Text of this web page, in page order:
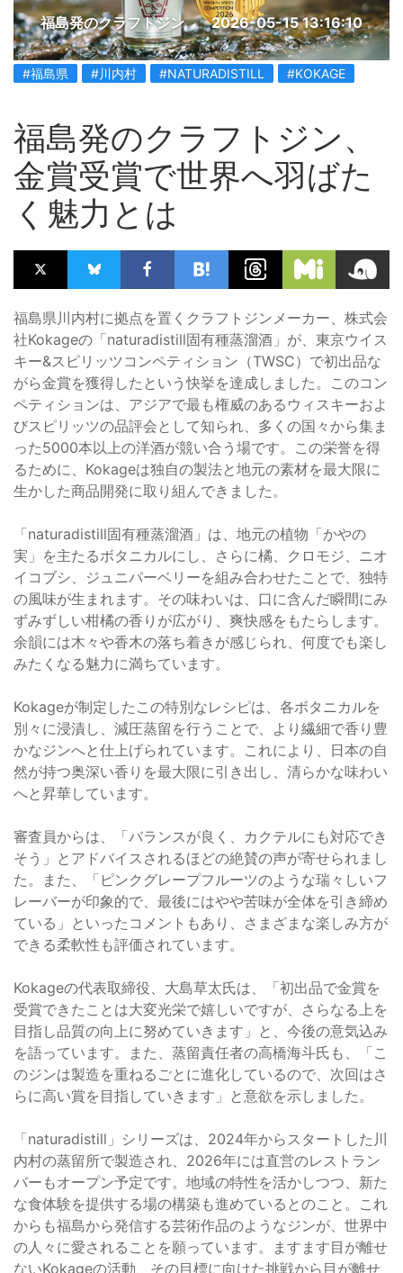
福島発のクラフトジン 2026-05-15 13:16:10
#福島県 #川内村 #NATURADISTILL #KOKAGE
福島発のクラフトジン、
金賞受賞で世界へ羽ばた
く魅力とは
福島県川内村に拠点を置くクラフトジンメーカー、株式会
社Kokageの「naturadistill固有種蒸溜酒」が、東京ウイス
キー&スピリッツコンペティション（TWSC）で初出品な
がら金賞を獲得したという快挙を達成しました。このコン
ペティションは、アジアで最も権威のあるウィスキーおよ
びスピリッツの品評会として知られ、多くの国々から集ま
った5000本以上の洋酒が競い合う場です。この栄誉を得
るために、Kokageは独自の製法と地元の素材を最大限に
生かした商品開発に取り組んできました。
「naturadistill固有種蒸溜酒」は、地元の植物「かやの
実」を主たるボタニカルにし、さらに橘、クロモジ、ニオ
イコブシ、ジュニパーベリーを組み合わせたことで、独特
の風味が生まれます。その味わいは、口に含んだ瞬間にみ
ずみずしい柑橘の香りが広がり、爽快感をもたらします。
余韻には木々や香木の落ち着きが感じられ、何度でも楽し
みたくなる魅力に満ちています。
Kokageが制定したこの特別なレシピは、各ボタニカルを
別々に浸漬し、減圧蒸留を行うことで、より繊細で香り豊
かなジンへと仕上げられています。これにより、日本の自
然が持つ奥深い香りを最大限に引き出し、清らかな味わい
へと昇華しています。
審査員からは、「バランスが良く、カクテルにも対応でき
そう」とアドバイスされるほどの絶賛の声が寄せられまし
た。また、「ピンクグレープフルーツのような瑞々しいフ
レーバーが印象的で、最後にはやや苦味が全体を引き締め
ている」といったコメントもあり、さまざまな楽しみ方が
できる柔軟性も評価されています。
Kokageの代表取締役、大島草太氏は、「初出品で金賞を
受賞できたことは大変光栄で嬉しいですが、さらなる上を
目指し品質の向上に努めていきます」と、今後の意気込み
を語っています。また、蒸留責任者の高橋海斗氏も、「こ
のジンは製造を重ねるごとに進化しているので、次回はさ
らに高い賞を目指していきます」と意欲を示しました。
「naturadistill」シリーズは、2024年からスタートした川
内村の蒸留所で製造され、2026年には直営のレストラン
バーもオープン予定です。地域の特性を活かしつつ、新た
な食体験を提供する場の構築も進めているとのこと。これ
からも福島から発信する芸術作品のようなジンが、世界中
の人々に愛されることを願っています。ますます目が離せ
ないKokageの活動、その目標に向けた挑戦から目が離せ